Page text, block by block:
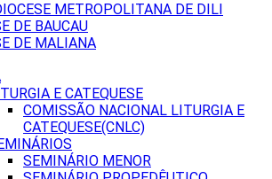
METROPOLITANA DE DILI
DE BAUCAU
DE MALIANA
E CATEQUESE
COMISSÃO NACIONAL LITURGIA E
CATEQUESE(CNLC)
SEMINÁRIO MENOR